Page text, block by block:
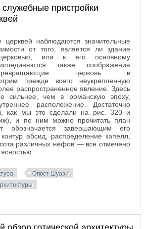
пристройки
наблюдаются значительные
от того, является ли здание
церковью, или к его основному
также соображения
церковь в
прежде всего неукрепленную
распространенное явление. Здесь
сильнее, чем в романскую эпоху,
расположение. Достаточно
как мы это сделали на рис. 320 и
и по ним можно прочитать план
обозначается завершающим его
абсид, распределение капелл,
различных нефов — все отмечено
Огюст Шуази